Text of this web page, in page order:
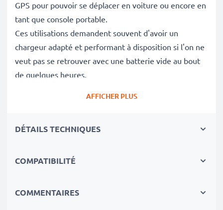
GPS pour pouvoir se déplacer en voiture ou encore en
tant que console portable.
Ces utilisations demandent souvent d'avoir un
chargeur adapté et performant à disposition si l'on ne
veut pas se retrouver avec une batterie vide au bout
de quelques heures.
Vous avez déjà remarqué que lors que vous utilisiez
n'augmente pas ou très peu? Cela provient
AFFICHER PLUS
DÉTAILS TECHNIQUES
COMPATIBILITÉ
COMMENTAIRES